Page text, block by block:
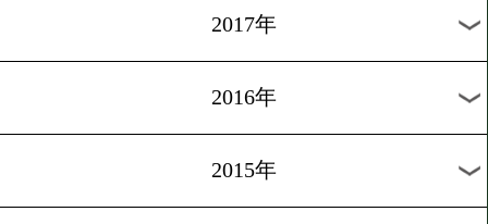
2024年
2023年
2022年